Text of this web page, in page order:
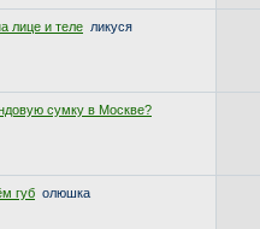
лице и теле ликуся
сумку в Москве?
губ олюшка